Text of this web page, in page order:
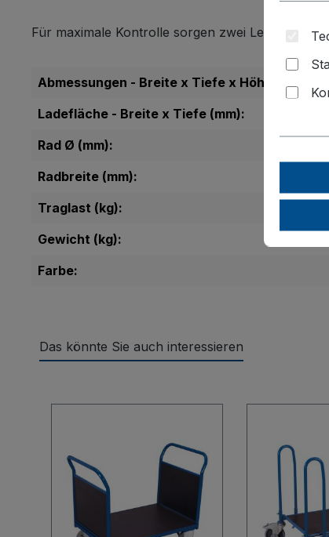
Für maximale Kontrolle sorgen zwei Lenkrollen
Abmessungen - Breite x Tiefe x Höhe (mm):
Ladefläche - Breite x Tiefe (mm):
Rad Ø (mm):
Radbreite (mm):
Traglast (kg):
Gewicht (kg):
Farbe:
Das könnte Sie auch interessieren